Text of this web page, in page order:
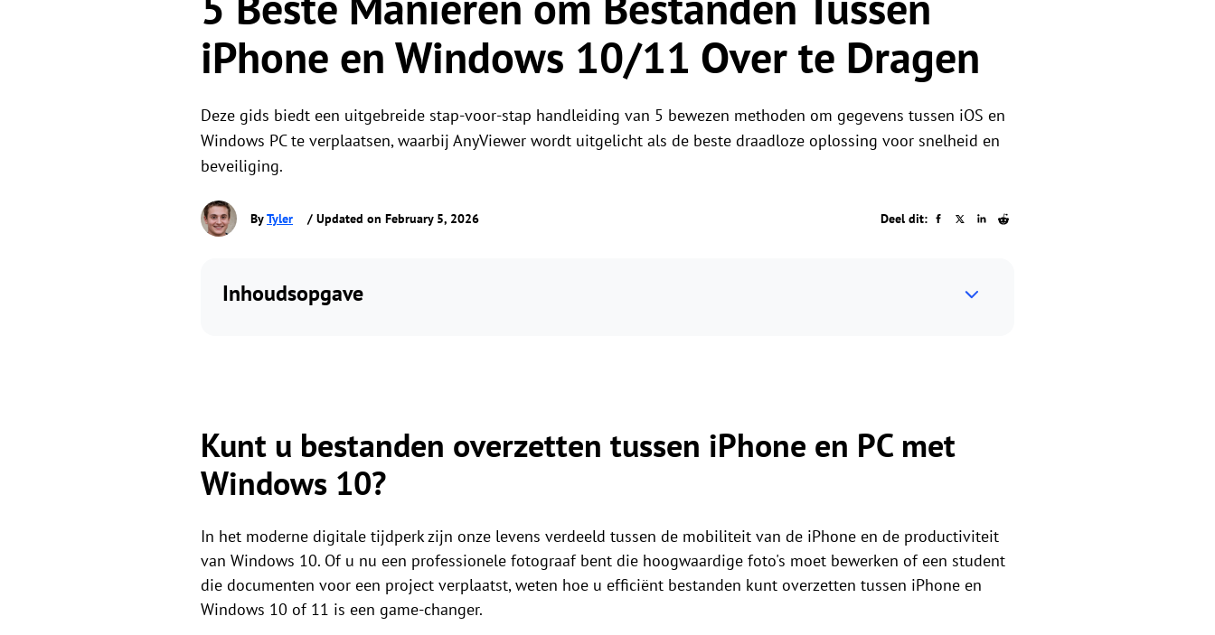
Wereldwijd beheer op afstand
Beheer overzeese servers moeiteloosRolgebaseerd machtigingenbeheer
Beheer gebruikerstoegang met flexibele
machtigingen.
iPhone en Windows 10/11 Over te Dragen
Deze gids biedt een uitgebreide stap-voor-stap handleiding van 5 bewezen methoden om gegevens tussen iOS en
Windows PC te verplaatsen, waarbij AnyViewer wordt uitgelicht als de beste draadloze oplossing voor snelheid en
beveiliging.
ByTyler / Updated on February 5, 2026 Deel dit:
Inhoudsopgave
Kunt u bestanden overzetten tussen iPhone en PC met
Windows 10?
In het moderne digitale tijdperk zijn onze levens verdeeld tussen de mobiliteit van de iPhone en de productiviteit
van Windows 10. Of u nu een professionele fotograaf bent die hoogwaardige foto's moet bewerken of een student
die documenten voor een project verplaatst, weten hoe u efficiënt bestanden kunt overzetten tussen iPhone en
Windows 10 of 11 is een game-changer.